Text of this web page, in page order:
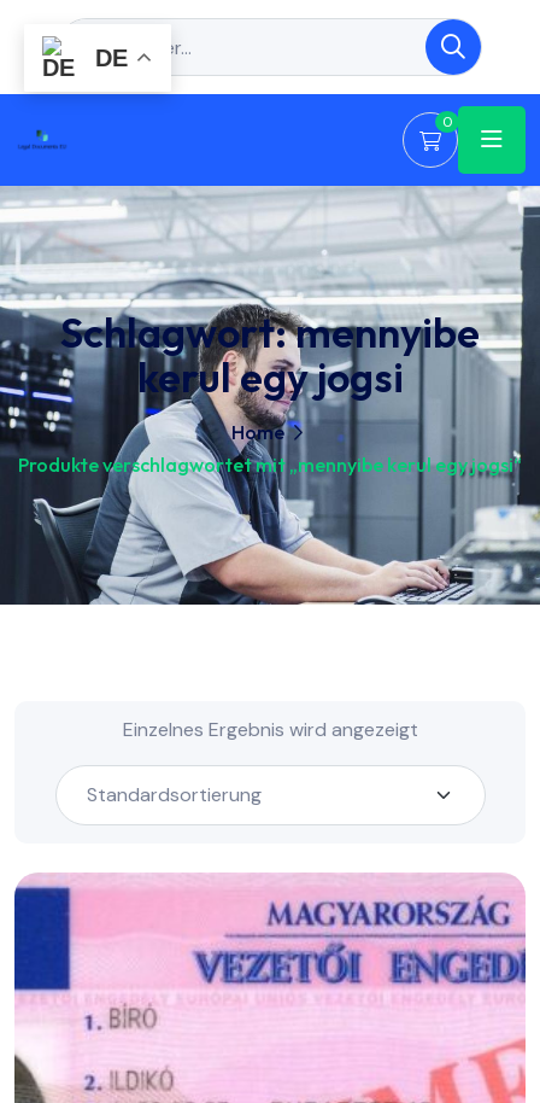
0
Schlagwort:mennyibe
kerul egy jogsi
Home
Produkte verschlagwortet mit „mennyibe kerul egy jogsi“
Einzelnes Ergebnis wird angezeigt
DE